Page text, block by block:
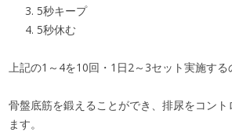
5秒キープ
5秒休む
上記の1～4を10回・1日2～3セット実施する
骨盤底筋を鍛えることができ、排尿をコント
ます。